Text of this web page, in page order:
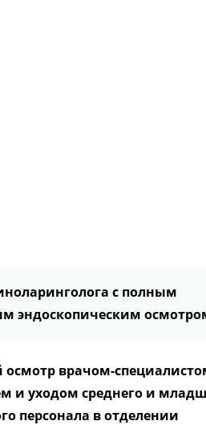
с полным
эндоскопическим
врачом-
и уходом среднего и
персонала в отделении